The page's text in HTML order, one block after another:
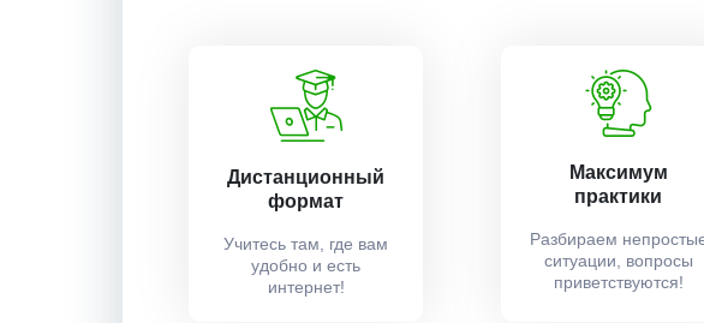
Дистанционный
формат
Учитесь там, где вам
удобно и есть
интернет!
Максимум
практики
Разбираем
ситуации, вопросы
приветствуются!